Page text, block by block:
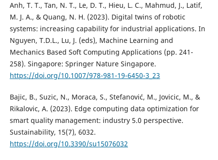
Anh, T. T., Tan, N. T., Le, D. T., Hieu, L. C., Mahmud, J., Latif,
M. J. A., & Quang, N. H. (2023). Digital twins of robotic
systems: increasing capability for industrial applications. In
Nguyen, T.D.L., Lu, J. (eds), Machine Learning and
Mechanics Based Soft Computing Applications (pp. 241-
258). Singapore: Springer Nature Singapore.
https://doi.org/10.1007/978-981-19-6450-3_23
Bajic, B., Suzic, N., Moraca, S., Stefanović, M., Jovicic, M., &
Rikalovic, A. (2023). Edge computing data optimization for
smart quality management: industry 5.0 perspective.
Sustainability, 15(7), 6032.
https://doi.org/10.3390/su15076032